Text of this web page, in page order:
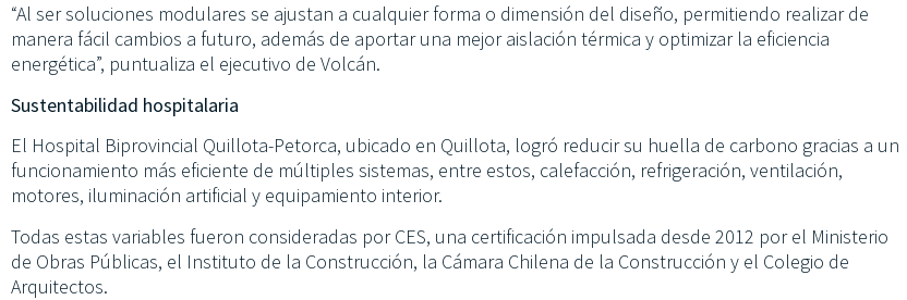
“Al ser soluciones modulares se ajustan a cualquier forma o dimensión del diseño, permitiendo realizar de
manera fácil cambios a futuro, además de aportar una mejor aislación térmica y optimizar la eficiencia
energética”, puntualiza el ejecutivo de Volcán.
Sustentabilidad hospitalaria
El Hospital Biprovincial Quillota-Petorca, ubicado en Quillota, logró reducir su huella de carbono gracias a un
funcionamiento más eficiente de múltiples sistemas, entre estos, calefacción, refrigeración, ventilación,
motores, iluminación artificial y equipamiento interior.
Todas estas variables fueron consideradas por CES, una certificación impulsada desde 2012 por el Ministerio
de Obras Públicas, el Instituto de la Construcción, la Cámara Chilena de la Construcción y el Colegio de
Arquitectos.